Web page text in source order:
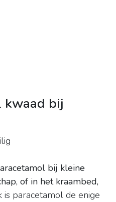
kwaad bij
bij kleine
of in het kraambed,
is paracetamol de enige